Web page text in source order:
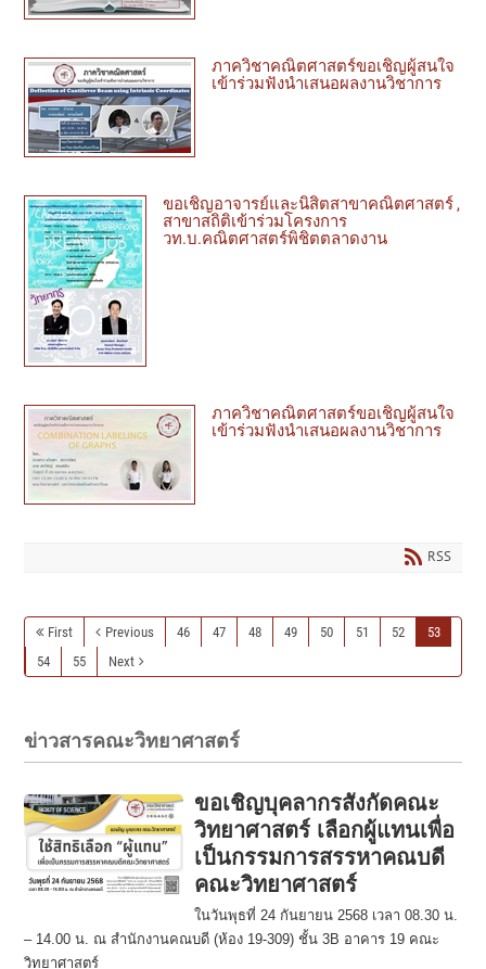
ภาควิชาคณิตศาสตร์ขอเชิญผู้สนใจ
เข้าร่วมฟังนำเสนอผลงานวิชาการ
ขอเชิญอาจารย์และนิสิตสาขาคณิตศาสตร์ ,
สาขาสถิติเข้าร่วมโครงการ
วท.บ.คณิตศาสตร์พิชิตตลาดงาน
ภาควิชาคณิตศาสตร์ขอเชิญผู้สนใจ
เข้าร่วมฟังนำเสนอผลงานวิชาการ
RSS
First Previous 46 47 48 49 50 51 52
53
54
55 Next
ข่าวสารคณะวิทยาศาสตร์
ขอเชิญบุคลากรสังกัดคณะ
วิทยาศาสตร์ เลือกผู้แทนเพื่อ
เป็นกรรมการสรรหาคณบดี
คณะวิทยาศาสตร์
ในวันพุธที่ 24 กันยายน 2568 เวลา 08.30 น.
– 14.00 น. ณ สำนักงานคณบดี (ห้อง 19-309) ชั้น 3B อาคาร 19 คณะ
วิทยาศาสตร์